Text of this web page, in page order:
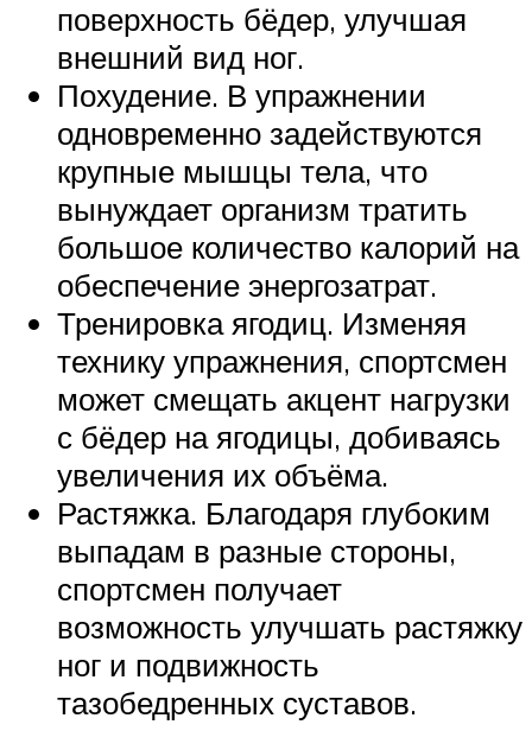
поверхность бёдер, улучшая
внешний вид ног.
Похудение. В упражнении
одновременно задействуются
крупные мышцы тела, что
вынуждает организм тратить
большое количество калорий на
обеспечение энергозатрат.
Тренировка ягодиц. Изменяя
технику упражнения, спортсмен
может смещать акцент нагрузки
с бёдер на ягодицы, добиваясь
увеличения их объёма.
Растяжка. Благодаря глубоким
выпадам в разные стороны,
спортсмен получает
возможность улучшать растяжку
ног и подвижность
тазобедренных суставов.